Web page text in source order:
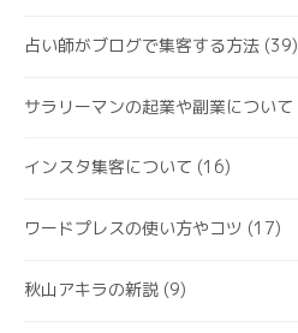
占い師がブログで集客する方法 (39)
サラリーマンの起業や副業について
インスタ集客について (16)
ワードプレスの使い方やコツ (17)
秋山アキラの新説 (9)